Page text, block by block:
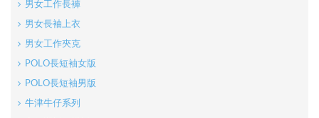
男女工作長褲
男女長袖上衣
男女工作夾克
POLO長短袖女版
POLO長短袖男版
牛津牛仔系列